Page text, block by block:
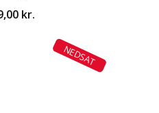
kr.
NEDSAT